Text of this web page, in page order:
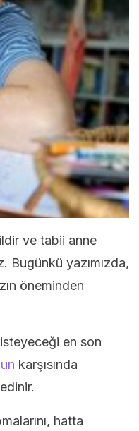
ve tabii anne
Bugünkü yazımızda,
öneminden
en son
karşısında
hatta